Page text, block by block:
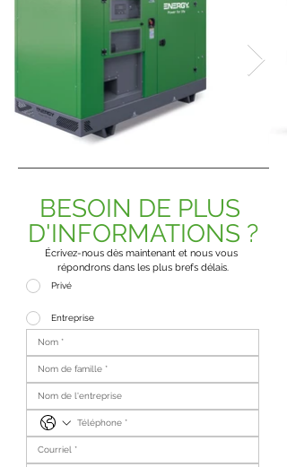
BESOIN DE PLUS
D'INFORMATIONS ?
Écrivez-nous dès maintenant et nous vous
répondrons dans les plus brefs délais.
Privé
Entreprise